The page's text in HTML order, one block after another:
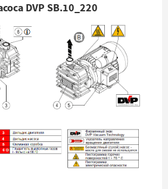
DVP SB.10_220